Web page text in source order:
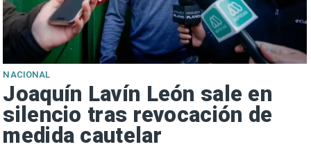
NACIONAL
Joaquín Lavín León sale en
silencio tras revocación de
medida cautelar